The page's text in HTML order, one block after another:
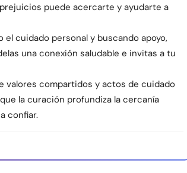
puede acercarte y ayudarte a
el cuidado personal y buscando apoyo,
una conexión saludable e invitas a tu
valores compartidos y actos de cuidado
la curación profundiza la cercanía
confiar.